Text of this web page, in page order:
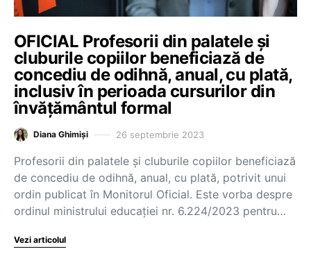
OFICIAL Profesorii din palatele și
cluburile copiilor beneficiază de
concediu de odihnă, anual, cu plată,
inclusiv în perioada cursurilor din
învățământul formal
Diana Ghimiși 26 septembrie 2023
Profesorii din palatele și cluburile copiilor beneficiază
de concediu de odihnă, anual, cu plată, potrivit unui
ordin publicat în Monitorul Oficial. Este vorba despre
ordinul ministrului educației nr. 6.224/2023 pentru…
Vezi articolul